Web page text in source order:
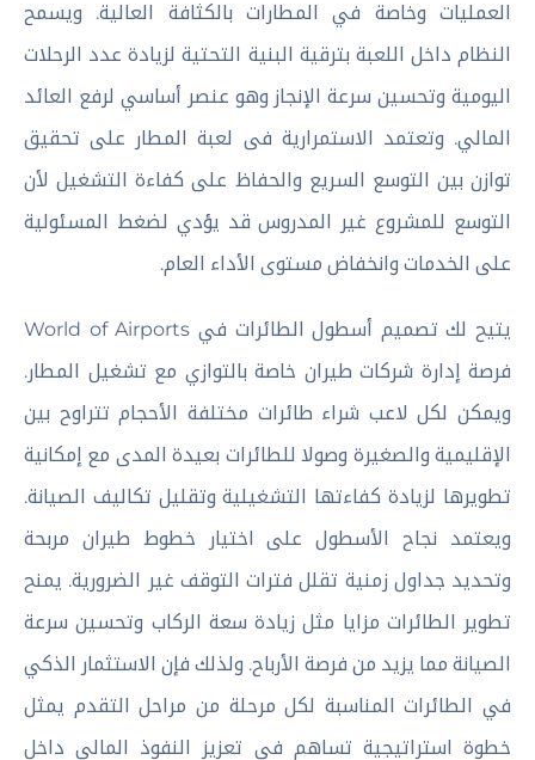
العمليات وخاصة في المطارات بالكثافة العالية. ويسمح
النظام داخل اللعبة بترقية البنية التحتية لزيادة عدد الرحلات
اليومية وتحسين سرعة الإنجاز وهو عنصر أساسي لرفع العائد
المالي. وتعتمد الاستمرارية فى لعبة المطار على تحقيق
توازن بين التوسع السريع والحفاظ على كفاءة التشغيل لأن
التوسع للمشروع غير المدروس قد يؤدي لضغط المسئولية
على الخدمات وانخفاض مستوى الأداء العام.
يتيح لك تصميم أسطول الطائرات في World of Airports
فرصة إدارة شركات طيران خاصة بالتوازي مع تشغيل المطار.
ويمكن لكل لاعب شراء طائرات مختلفة الأحجام تتراوح بين
الإقليمية والصغيرة وصولا للطائرات بعيدة المدى مع إمكانية
تطويرها لزيادة كفاءتها التشغيلية وتقليل تكاليف الصيانة.
ويعتمد نجاح الأسطول على اختيار خطوط طيران مربحة
وتحديد جداول زمنية تقلل فترات التوقف غير الضرورية. يمنح
تطوير الطائرات مزايا مثل زيادة سعة الركاب وتحسين سرعة
الصيانة مما يزيد من فرصة الأرباح. ولذلك فإن الاستثمار الذكي
في الطائرات المناسبة لكل مرحلة من مراحل التقدم يمثل
خطوة استراتيجية تساهم في تعزيز النفوذ المالي داخل